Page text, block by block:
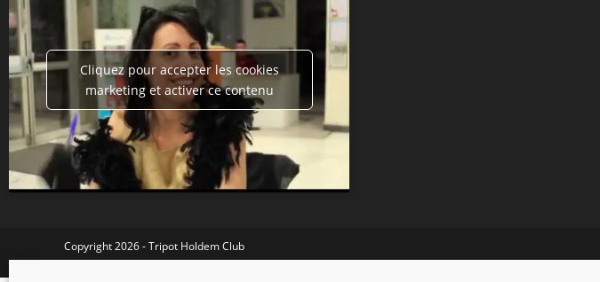
Cliquez pour accepter les cookies
marketing et activer ce contenu
Copyright 2026 - Tripot Holdem Club